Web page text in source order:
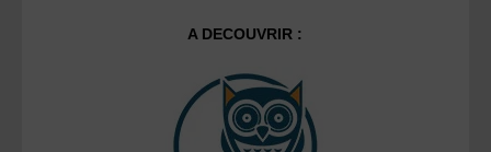
A DECOUVRIR :